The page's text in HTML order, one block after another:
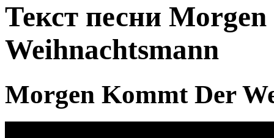
Текст песни
Weihnachtsmann
Morgen Kommt Der